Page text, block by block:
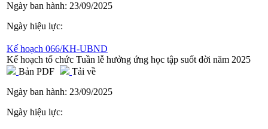
Ngày ban hành: 23/09/2025
Ngày hiệu lực:
Kế hoạch 066/KH-UBND
Kế hoạch tổ chức Tuần lễ hưởng ứng học tập suốt đời năm 2025
Bản PDF
Tải về
Ngày ban hành: 23/09/2025
Ngày hiệu lực: